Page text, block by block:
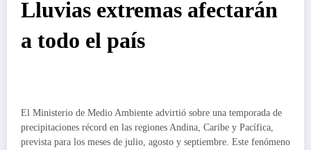
Lluvias extremas afectarán
a todo el país
El Ministerio de Medio Ambiente advirtió sobre una temporada de
precipitaciones récord en las regiones Andina, Caribe y Pacífica,
prevista para los meses de julio, agosto y septiembre. Este fenómeno